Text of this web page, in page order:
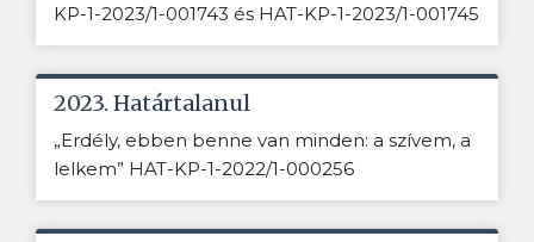
KP-1-2023/1-001743 és HAT-KP-1-2023/1-001745
2023. Határtalanul
„Erdély, ebben benne van minden: a szívem, a
lelkem” HAT-KP-1-2022/1-000256